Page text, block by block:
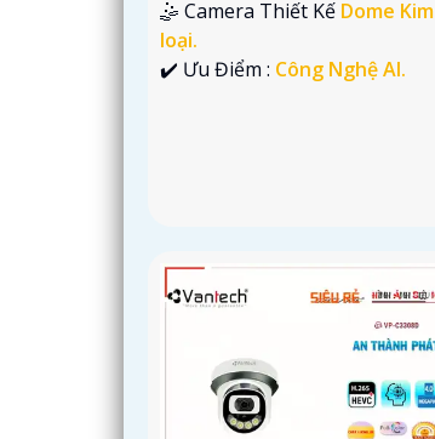
🤹 Camera Thiết Kế Dome Kim
loại.
️✔️ Ưu Điểm : Công Nghệ AI.